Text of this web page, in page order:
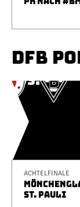
DFB
ACHTELFINALE
ST. PAULI